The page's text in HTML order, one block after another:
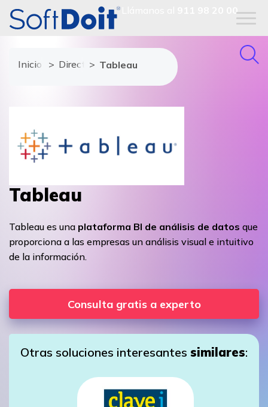
911 98 20 00
Inicio Directorio de proveedores
Tableau
Tableau
Tableau es una plataforma BI de análisis de datos que
proporciona a las empresas un análisis visual e intuitivo
de la información.
Consulta gratis a experto
Otras soluciones interesantes similares: